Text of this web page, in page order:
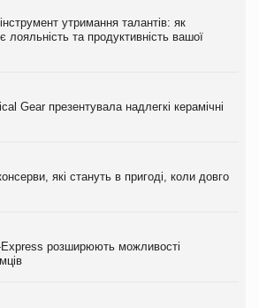
утримання талантів: як
лояльність та продуктивність вашої
Gear презентувала надлегкі керамічні
які стануть в пригоді, коли довго
розширюють можливості